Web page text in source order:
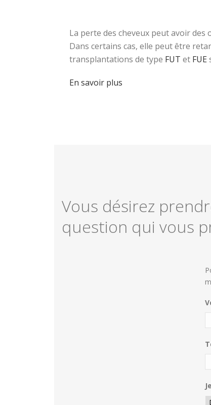
La perte des cheveux peut avoir des
Dans certains cas, elle peut être
transplantations de type FUT et FUE
En savoir plus
Vous désirez
question qui vous